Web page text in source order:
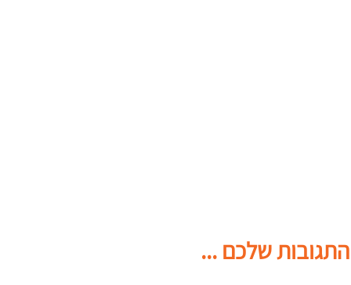
התגובות שלכם ...